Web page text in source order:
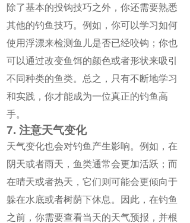
除了基本的投钩技巧之外，你还需要熟悉
其他的钓鱼技巧。例如，你可以学习如何
使用浮漂来检测鱼儿是否已经咬钩；你也
可以通过改变鱼饵的颜色或者形状来吸引
不同种类的鱼类。总之，只有不断地学习
和实践，你才能成为一位真正的钓鱼高
手。
7. 注意天气变化
天气变化也会对钓鱼产生影响。例如，在
阴天或者雨天，鱼类通常会更加活跃；而
在晴天或者热天，它们则可能会更倾向于
躲在水底或者树荫下休息。因此，在钓鱼
之前，你需要查看当天的天气预报，并根